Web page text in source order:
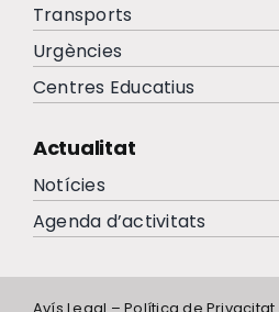
Transports
Urgències
Centres Educatius
Actualitat
Notícies
Agenda d’activitats